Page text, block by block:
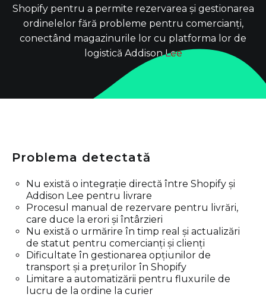
Shopify pentru a permite rezervarea și gestionarea
ordinelelor fără probleme pentru comercianți,
conectând magazinurile lor cu platforma lor de
logistică Addison Lee
Problema detectată
Nu există o integrație directă între Shopify și
Addison Lee pentru livrare
Procesul manual de rezervare pentru livrări,
care duce la erori și întârzieri
Nu există o urmărire în timp real și actualizări
de statut pentru comercianți și clienți
Dificultate în gestionarea opțiunilor de
transport și a prețurilor în Shopify
Limitare a automatizării pentru fluxurile de
lucru de la ordine la curier